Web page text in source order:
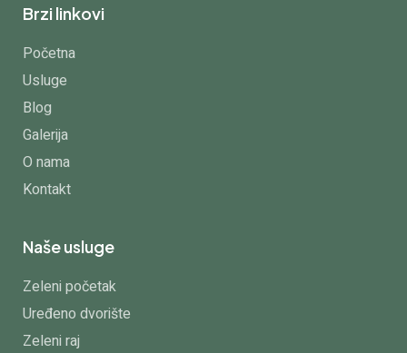
Brzi linkovi
Početna
Usluge
Blog
Galerija
O nama
Kontakt
Naše usluge
Zeleni početak
Uređeno dvorište
Zeleni raj